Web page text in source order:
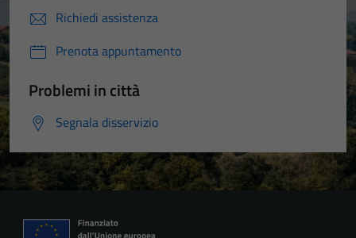
Richiedi assistenza
Prenota appuntamento
Problemi in città
Segnala disservizio